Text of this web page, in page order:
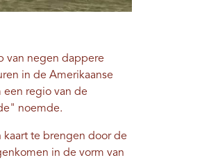
van negen dappere
in de Amerikaanse
​​regio van de
noemde.
kaart te brengen door de
in de vorm van